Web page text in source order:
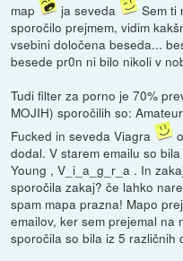
map
ja seveda
Sem ti
sporočilo prejmem, vidim
vsebini določena beseda...
besede pr0n ni bilo nikoli v
Tudi filter za porno je 70%
MOJIH) sporočilih so:
Fucked in seveda Viagra
dodal. V starem emailu so
Young , V_i_a_g_r_a . In
sporočila zakaj? če lahko
spam mapa prazna! Mapo
emailov, ker sem prejemal na
sporočila so bila iz 5 različnih